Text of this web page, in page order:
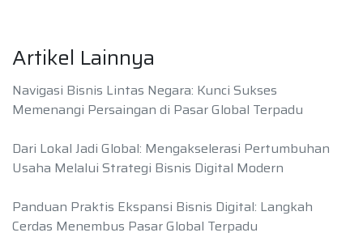
Artikel Lainnya
Navigasi Bisnis Lintas Negara: Kunci Sukses
Memenangi Persaingan di Pasar Global Terpadu
Dari Lokal Jadi Global: Mengakselerasi Pertumbuhan
Usaha Melalui Strategi Bisnis Digital Modern
Panduan Praktis Ekspansi Bisnis Digital: Langkah
Cerdas Menembus Pasar Global Terpadu